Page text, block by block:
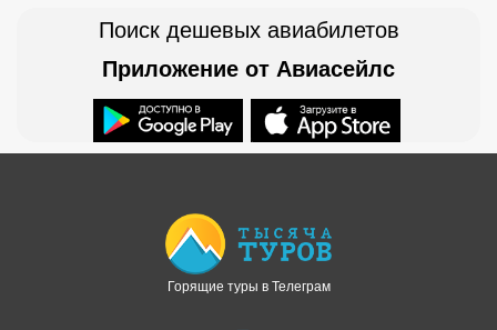
Поиск дешевых авиабилетов
Приложение от Авиасейлс
Горящие туры в Телеграм